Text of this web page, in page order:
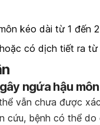
kéo dài từ 1 đến
có dịch tiết ra từ
ngứa hậu
vẫn chưa được
cứu, bệnh có thể do